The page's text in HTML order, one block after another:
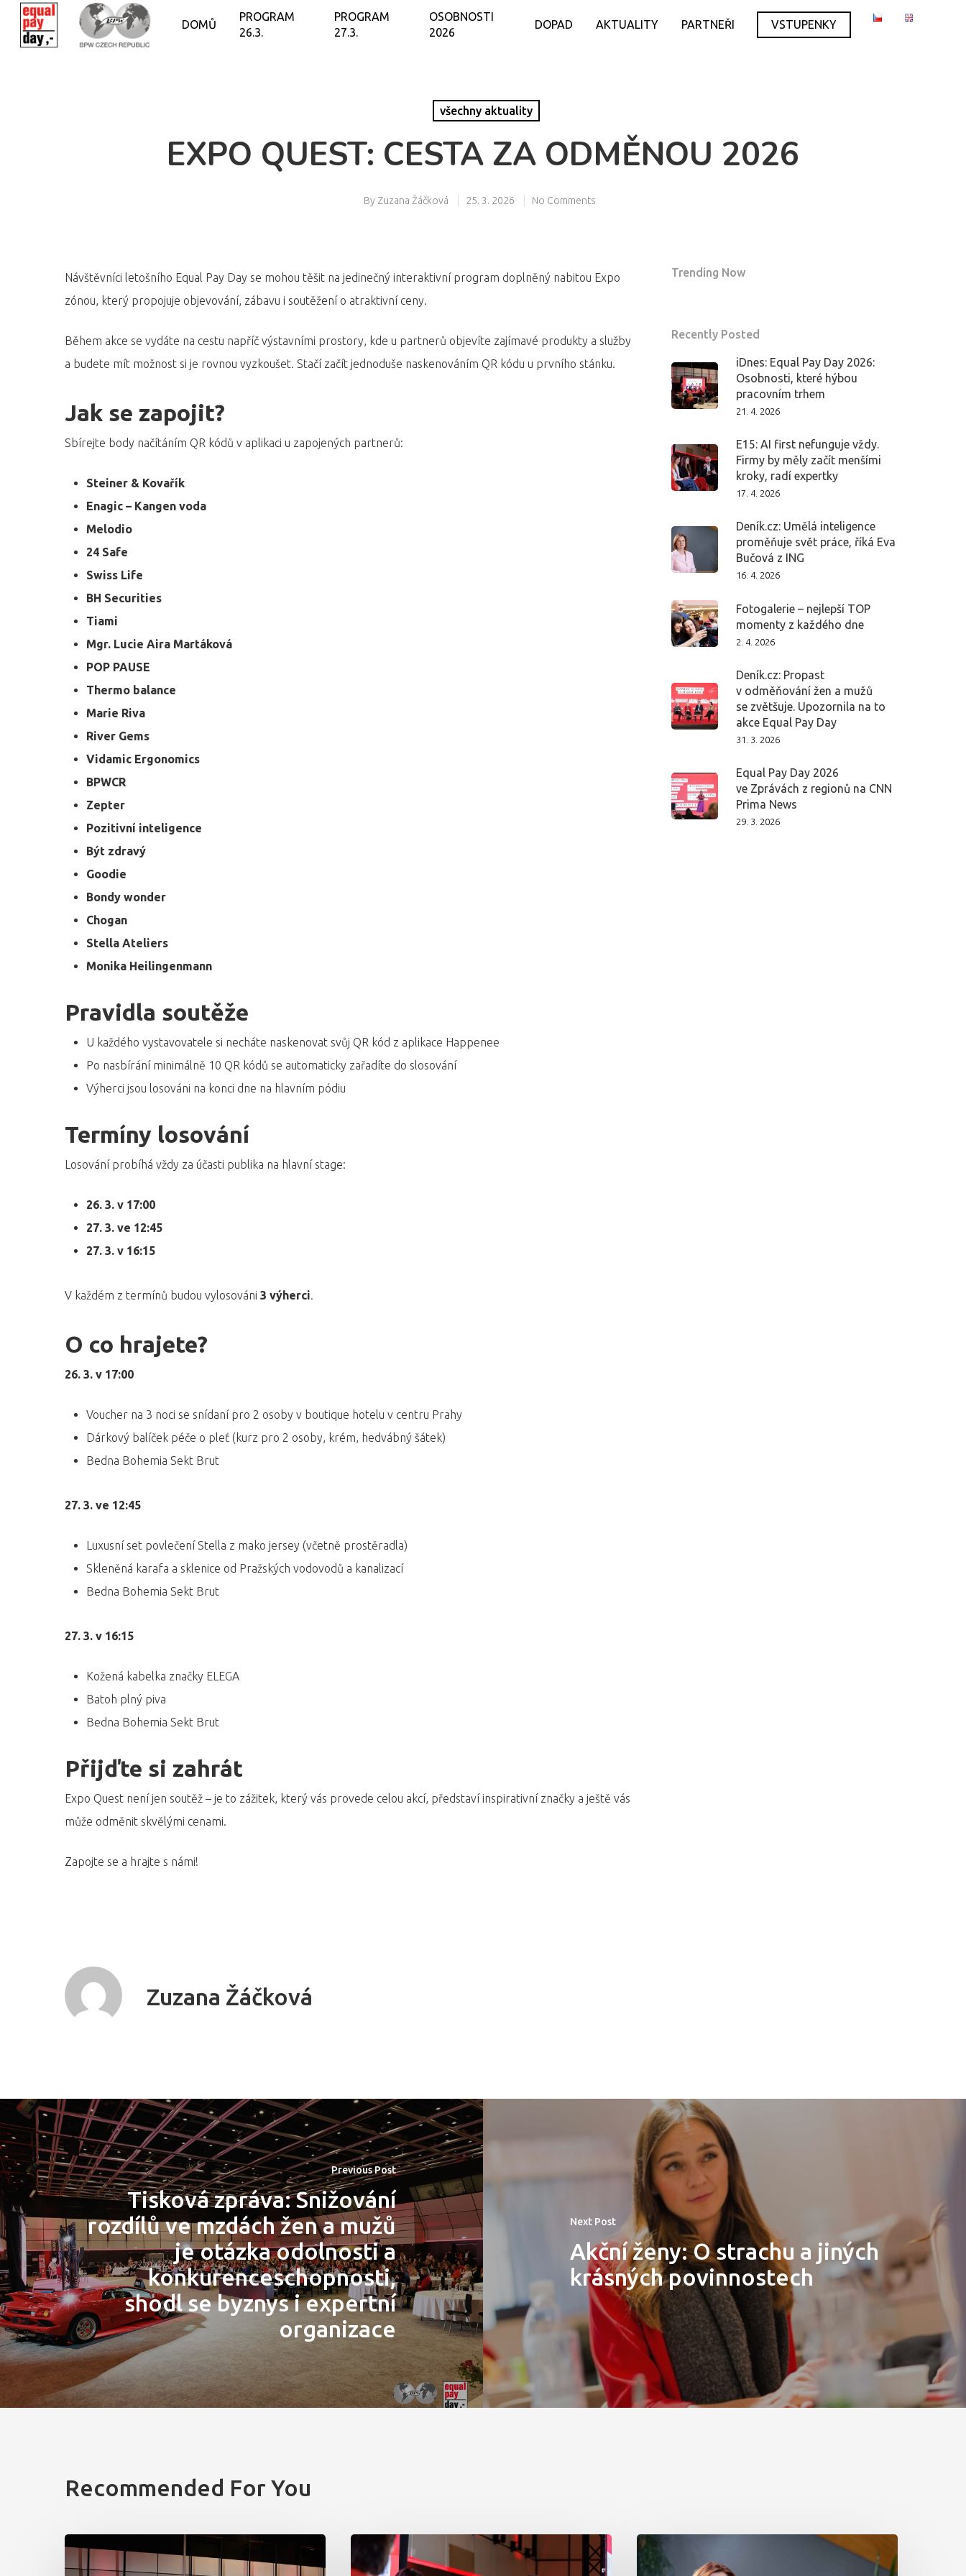
DOMŮ
PROGRAM
26.3.
PROGRAM
27.3.
OSOBNOSTI
2026
DOPAD AKTUALITY PARTNEŘI VSTUPENKY
všechny aktuality
EXPO QUEST: CESTA ZA ODMĚNOU 2026
By Zuzana Žáčková 25. 3. 2026 No Comments
Návštěvníci letošního Equal Pay Day se mohou těšit na jedinečný interaktivní program doplněný nabitou Expo
zónou, který propojuje objevování, zábavu i soutěžení o atraktivní ceny.
Během akce se vydáte na cestu napříč výstavními prostory, kde u partnerů objevíte zajímavé produkty a služby
a budete mít možnost si je rovnou vyzkoušet. Stačí začít jednoduše naskenováním QR kódu u prvního stánku.
Jak se zapojit?
Sbírejte body načítáním QR kódů v aplikaci u zapojených partnerů:
Steiner & Kovařík
Enagic – Kangen voda
Melodio
24 Safe
Swiss Life
​​BH Securities
Tiami
Mgr. Lucie Aira Martáková
POP PAUSE
Thermo balance
Marie Riva
River Gems
Vidamic Ergonomics
BPWCR
Zepter
Pozitivní inteligence
Být zdravý
Goodie
Bondy wonder
Chogan
Stella Ateliers
Monika Heilingenmann
Pravidla soutěže
U každého vystavovatele si necháte naskenovat svůj QR kód z aplikace Happenee
Po nasbírání minimálně 10 QR kódů se automaticky zařadíte do slosování
Výherci jsou losováni na konci dne na hlavním pódiu
Termíny losování
Losování probíhá vždy za účasti publika na hlavní stage:
26. 3. v 17:00
27. 3. ve 12:45
27. 3. v 16:15
V každém z termínů budou vylosováni 3 výherci.
O co hrajete?
26. 3. v 17:00
Voucher na 3 noci se snídaní pro 2 osoby v boutique hotelu v centru Prahy
Dárkový balíček péče o pleť (kurz pro 2 osoby, krém, hedvábný šátek)
Bedna Bohemia Sekt Brut
27. 3. ve 12:45
Luxusní set povlečení Stella z mako jersey (včetně prostěradla)
Skleněná karafa a sklenice od Pražských vodovodů a kanalizací
Bedna Bohemia Sekt Brut
27. 3. v 16:15
Kožená kabelka značky ELEGA
Batoh plný piva
Bedna Bohemia Sekt Brut
Přijďte si zahrát
Expo Quest není jen soutěž – je to zážitek, který vás provede celou akcí, představí inspirativní značky a ještě vás
může odměnit skvělými cenami.
Zapojte se a hrajte s námi!
Zuzana Žáčková
Trending Now
Recently Posted
iDnes: Equal Pay Day 2026:
Osobnosti, které hýbou
pracovním trhem
21. 4. 2026
E15: AI first nefunguje vždy.
Firmy by měly začít menšími
kroky, radí expertky
17. 4. 2026
Deník.cz: Umělá inteligence
proměňuje svět práce, říká Eva
Bučová z ING
16. 4. 2026
Fotogalerie – nejlepší TOP
momenty z každého dne
2. 4. 2026
Deník.cz: Propast
v odměňování žen a mužů
se zvětšuje. Upozornila na to
akce Equal Pay Day
31. 3. 2026
Equal Pay Day 2026
ve Zprávách z regionů na CNN
Prima News
29. 3. 2026
Previous Post
Tisková zpráva: Snižování
rozdílů ve mzdách žen a mužů
je otázka odolnosti a
konkurenceschopnosti,
shodl se byznys i expertní
organizace
Next Post
Akční ženy: O strachu a jiných
krásných povinnostech
Recommended For You